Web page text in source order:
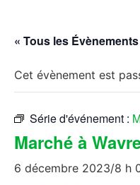
« Tous les Évènements
Cet évènement est
Série d'événement :
Marché à
6 décembre 2023/8 h